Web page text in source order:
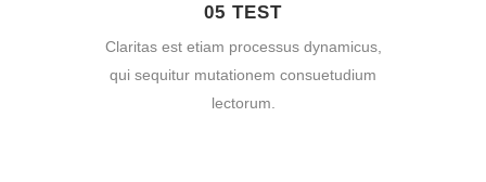
05 TEST
Claritas est etiam processus dynamicus,
qui sequitur mutationem consuetudium
lectorum.